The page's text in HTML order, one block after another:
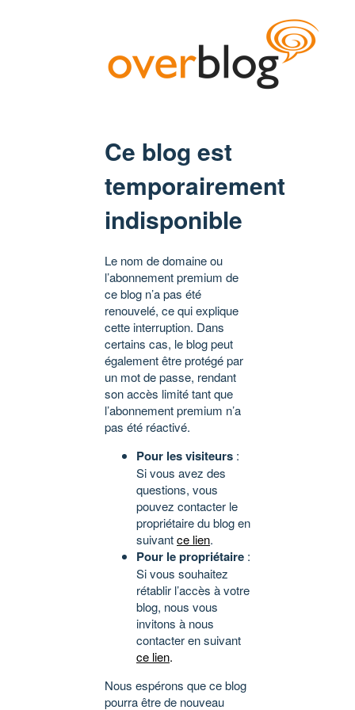
Ce blog est
temporairement
indisponible
Le nom de domaine ou
l’abonnement premium de
ce blog n’a pas été
renouvelé, ce qui explique
cette interruption. Dans
certains cas, le blog peut
également être protégé par
un mot de passe, rendant
son accès limité tant que
l’abonnement premium n’a
pas été réactivé.
Pour les visiteurs :
Si vous avez des
questions, vous
pouvez contacter le
propriétaire du blog en
suivantce lien.
Pour le propriétaire :
Si vous souhaitez
rétablir l’accès à votre
blog, nous vous
invitons à nous
contacter en suivant
ce lien.
Nous espérons que ce blog
pourra être de nouveau